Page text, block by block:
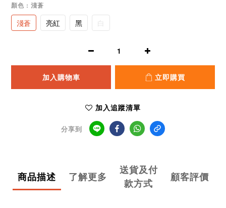
顏色 : 淺蒼
淺蒼 亮紅 黑 白
加入購物車 立即購買
加入追蹤清單
分享到
商品描述 了解更多
送貨及付
款方式
顧客評價